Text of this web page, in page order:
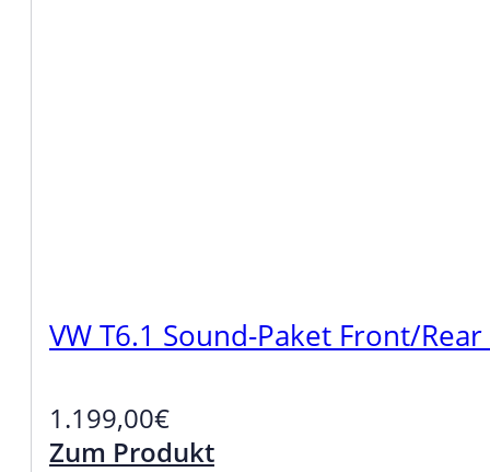
VW T6.1 Sound-Paket Front/
1.199,00€
Zum Produkt